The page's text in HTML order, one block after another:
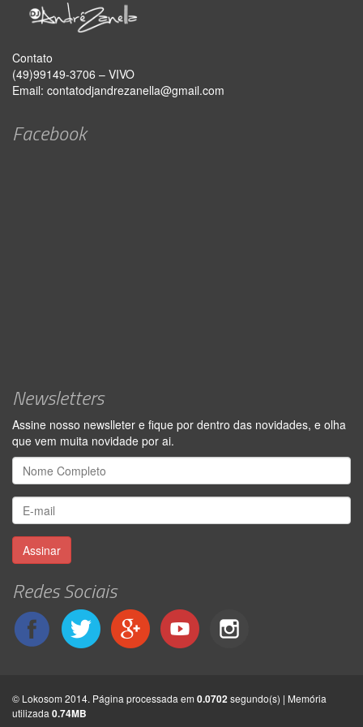
Contato
(49)99149-3706 – VIVO
Email: contatodjandrezanella@gmail.com
Facebook
Newsletters
Assine nosso newslleter e fique por dentro das novidades, e olha
que vem muita novidade por ai.
Assinar
Redes Sociais
© Lokosom 2014. Página processada em 0.0702 segundo(s) | Memória
utilizada 0.74MB